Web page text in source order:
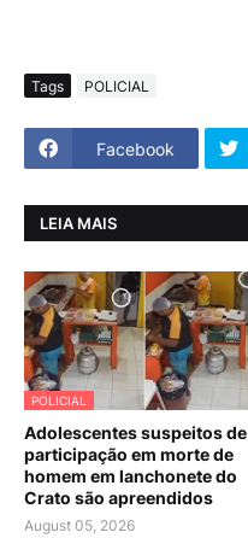
Tags POLICIAL
Facebook
LEIA MAIS
POLICIAL
Adolescentes suspeitos de
participação em morte de
homem em lanchonete do
Crato são apreendidos
August 05, 2026